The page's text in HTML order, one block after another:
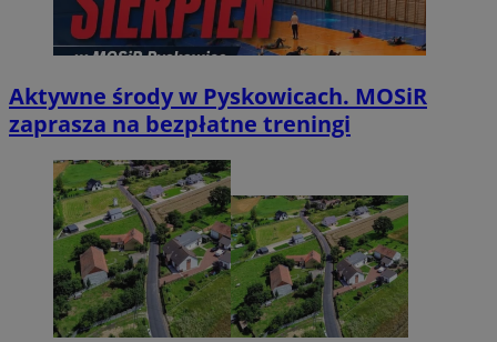
Aktywne środy w Pyskowicach. MOSiR
zaprasza na bezpłatne treningi